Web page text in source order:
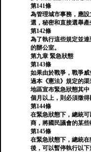
第141條
為管理城市事務，應
選，秘密和直接選舉產
第142條
為了執行這些規定並
的辦公室。
第九章 緊急狀態
第143條
如果由於戰爭，戰爭
過本《憲法》規定的
地區宣布緊急狀態其
個月以上，則必須徵得
第144條
在緊急狀態下，總統
商，將國民議會的某些
第145條
在緊急狀態下，總統
後，可以暫停執行以下